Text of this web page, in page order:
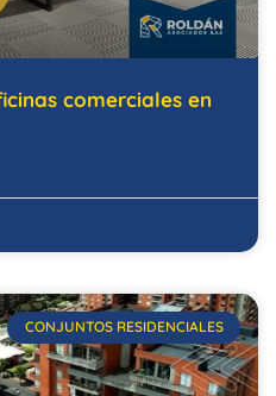
comerciales en
CONJUNTOS RESIDENCIALES